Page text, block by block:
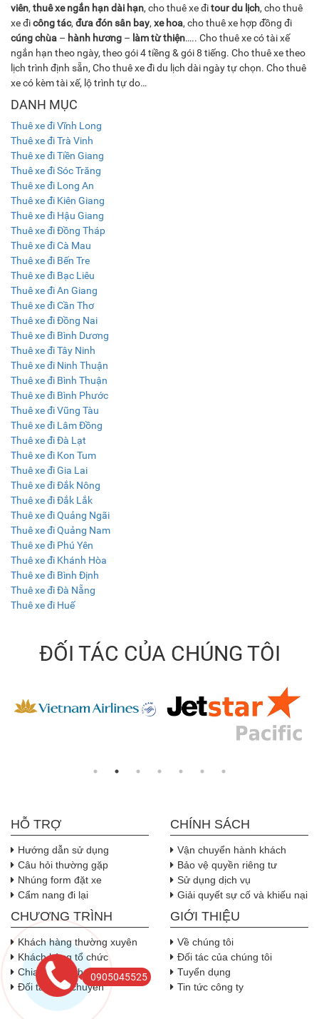
viên, thuê xe ngắn hạn dài hạn, cho thuê xe đitour du lịch, cho thuê
xe đicông tác, đưa đón sân bay, xe hoa, cho thuê xe hợp đồng đi
cúng chùa – hành hương – làm từ thiện….. Cho thuê xe có tài xế
ngắn hạn theo ngày, theo gói 4 tiềng & gói 8 tiếng. Cho thuê xe theo
lịch trình định sẵn, Cho thuê xe đi du lịch dài ngày tự chọn. Cho thuê
xe có kèm tài xế, lộ trình tự do…
DANH MỤC
Thuê xe đi Vĩnh Long
Thuê xe đi Trà Vinh
Thuê xe đi Tiền Giang
Thuê xe đi Sóc Trăng
Thuê xe đi Long An
Thuê xe đi Kiên Giang
Thuê xe đi Hậu Giang
Thuê xe đi Đồng Tháp
Thuê xe đi Cà Mau
Thuê xe đi Bến Tre
Thuê xe đi Bạc Liêu
Thuê xe đi An Giang
Thuê xe đi Cần Thơ
Thuê xe đi Đồng Nai
Thuê xe đi Bình Dương
Thuê xe đi Tây Ninh
Thuê xe đi Ninh Thuận
Thuê xe đi Bình Thuận
Thuê xe đi Bình Phước
Thuê xe đi Vũng Tàu
Thuê xe đi Lâm Đồng
Thuê xe đi Đà Lạt
Thuê xe đi Kon Tum
Thuê xe đi Gia Lai
Thuê xe đi Đắk Nông
Thuê xe đi Đắk Lắk
Thuê xe đi Quảng Ngãi
Thuê xe đi Quảng Nam
Thuê xe đi Phú Yên
Thuê xe đi Khánh Hòa
Thuê xe đi Bình Định
Thuê xe đi Đà Nẵng
Thuê xe đi Huế
ĐỐI TÁC CỦA CHÚNG TÔI
HỖ TRỢ
Hướng dẫn sử dụng
Câu hỏi thường gặp
Nhúng form đặt xe
Cẩm nang đi lại
CHÍNH SÁCH
Vận chuyển hành khách
Bảo vệ quyền riêng tư
Sử dụng dịch vụ
Giải quyết sự cố và khiếu nại
CHƯƠNG TRÌNH
Khách hàng thường xuyên
Khách hàng tổ chức
Chia sẻ doanh thu
Đối tác vận chuyển
GIỚI THIỆU
Về chúng tôi
Đối tác của chúng tôi
Tuyển dụng
Tin tức công ty
0905045525